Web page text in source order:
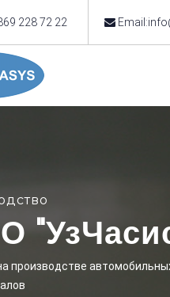
228 72 22
производстве